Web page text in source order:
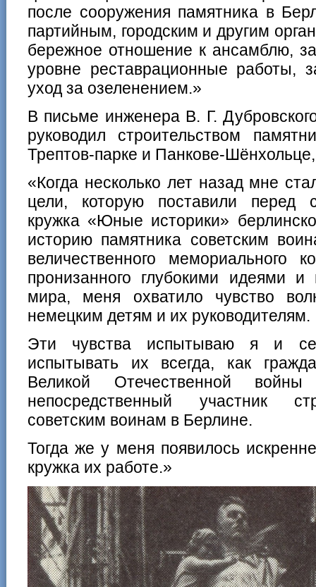
после сооружения памятника в
партийным, городским и другим
бережное отношение к ансамблю,
уровне реставрационные работы,
уход за озеленением.»
В письме инженера В. Г.
руководил строительством
Трептов-парке и Панкове-Шёнхольце,
«Когда несколько лет назад мне
цели, которую поставили перед
кружка «Юные историки»
историю памятника советским
величественного мемориального
пронизанного глубокими идеями
мира, меня охватило чувство
немецким детям и их руководителям.
Эти чувства испытываю я и
испытывать их всегда, как
Великой Отечественной
непосредственный участник
советским воинам в Берлине.
Тогда же у меня появилось
кружка их работе.»